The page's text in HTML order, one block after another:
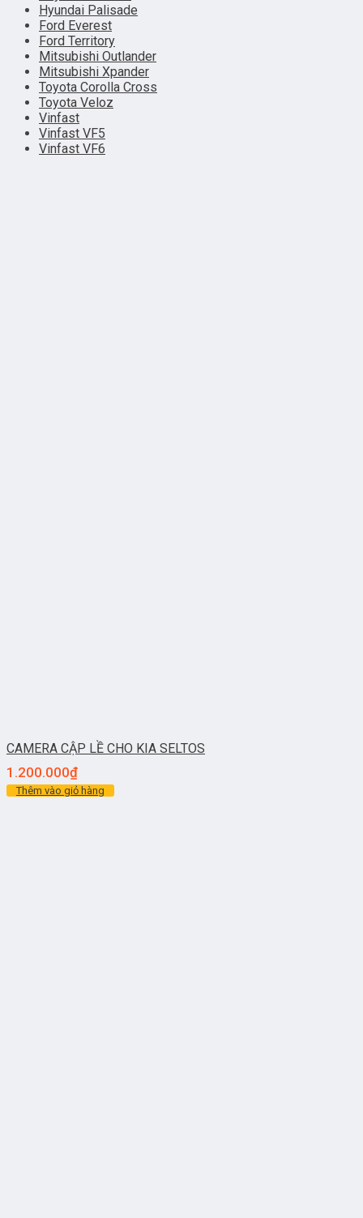
Hyundai Palisade
Ford Everest
Ford Territory
Mitsubishi Outlander
Mitsubishi Xpander
Toyota Corolla Cross
Toyota Veloz
Vinfast
Vinfast VF5
Vinfast VF6
CAMERA CẬP LỀ CHO KIA SELTOS
1.200.000₫
Thêm vào giỏ hàng